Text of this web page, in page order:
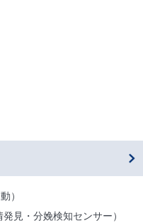
）
見・分娩検知センサー）